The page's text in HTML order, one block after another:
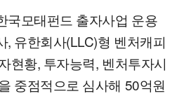
국모태펀드 출자사업 운용
, 유한회사(LLC)형 벤처캐피
현황, 투자능력, 벤처투자시
중점적으로 심사해 50억원